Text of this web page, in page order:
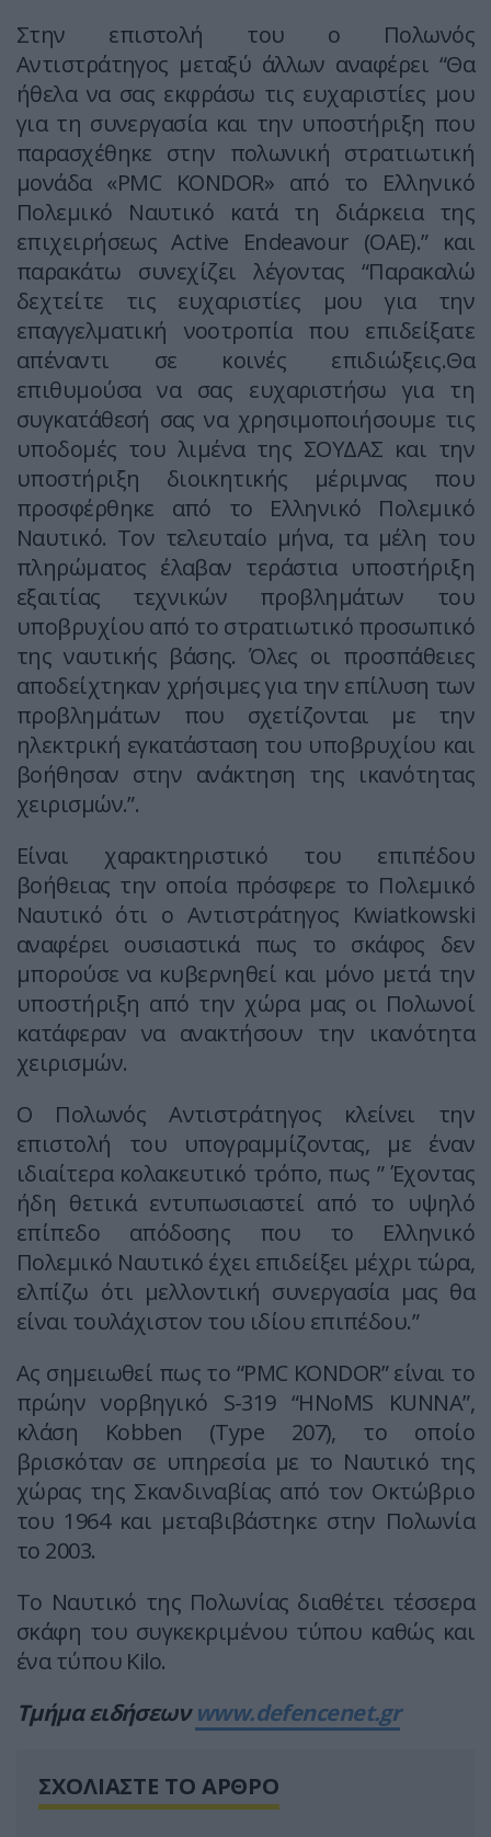
Στην επιστολή του ο Πολωνός
Αντιστράτηγος μεταξύ άλλων αναφέρει “Θα
ήθελα να σας εκφράσω τις ευχαριστίες μου
για τη συνεργασία και την υποστήριξη που
παρασχέθηκε στην πολωνική στρατιωτική
μονάδα «PMC KONDOR» από το Ελληνικό
Πολεμικό Ναυτικό κατά τη διάρκεια της
επιχειρήσεως Active Endeavour (ΟΑΕ).” και
παρακάτω συνεχίζει λέγοντας “Παρακαλώ
δεχτείτε τις ευχαριστίες μου για την
επαγγελματική νοοτροπία που επιδείξατε
απέναντι σε κοινές επιδιώξεις.Θα
επιθυμούσα να σας ευχαριστήσω για τη
συγκατάθεσή σας να χρησιμοποιήσουμε τις
υποδομές του λιμένα της ΣΟΥΔΑΣ και την
υποστήριξη διοικητικής μέριμνας που
προσφέρθηκε από το Ελληνικό Πολεμικό
Ναυτικό. Τον τελευταίο μήνα, τα μέλη του
πληρώματος έλαβαν τεράστια υποστήριξη
εξαιτίας τεχνικών προβλημάτων του
υποβρυχίου από το στρατιωτικό προσωπικό
της ναυτικής βάσης. Όλες οι προσπάθειες
αποδείχτηκαν χρήσιμες για την επίλυση των
προβλημάτων που σχετίζονται με την
ηλεκτρική εγκατάσταση του υποβρυχίου και
βοήθησαν στην ανάκτηση της ικανότητας
χειρισμών.”.
Είναι χαρακτηριστικό του επιπέδου
βοήθειας την οποία πρόσφερε το Πολεμικό
Ναυτικό ότι ο Αντιστράτηγος Κwiatkowski
αναφέρει ουσιαστικά πως το σκάφος δεν
μπορούσε να κυβερνηθεί και μόνο μετά την
υποστήριξη από την χώρα μας οι Πολωνοί
κατάφεραν να ανακτήσουν την ικανότητα
χειρισμών.
Ο Πολωνός Αντιστράτηγος κλείνει την
επιστολή του υπογραμμίζοντας, με έναν
ιδιαίτερα κολακευτικό τρόπο, πως ” Έχοντας
ήδη θετικά εντυπωσιαστεί από το υψηλό
επίπεδο απόδοσης που το Ελληνικό
Πολεμικό Ναυτικό έχει επιδείξει μέχρι τώρα,
ελπίζω ότι μελλοντική συνεργασία μας θα
είναι τουλάχιστον του ιδίου επιπέδου.”
Ας σημειωθεί πως το “PMC KONDOR” είναι το
πρώην νορβηγικό S-319 “HNoMS KUNNA”,
κλάση Kobben (Type 207), το οποίο
βρισκόταν σε υπηρεσία με το Ναυτικό της
χώρας της Σκανδιναβίας από τον Οκτώβριο
του 1964 και μεταβιβάστηκε στην Πολωνία
το 2003.
Το Ναυτικό της Πολωνίας διαθέτει τέσσερα
σκάφη του συγκεκριμένου τύπου καθώς και
ένα τύπου Kilo.
Τμήμα ειδήσεωνwww.defencenet.gr
ΣΧΟΛΙΑΣΤΕ ΤΟ ΑΡΘΡΟ